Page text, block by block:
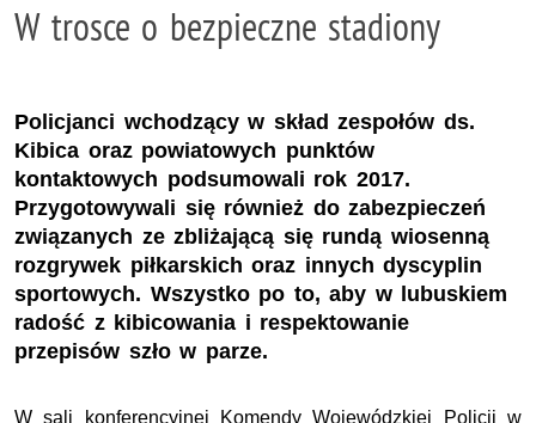
W trosce o bezpieczne stadiony
Policjanci wchodzący w skład zespołów ds.
Kibica oraz powiatowych punktów
kontaktowych podsumowali rok 2017.
Przygotowywali się również do zabezpieczeń
związanych ze zbliżającą się rundą wiosenną
rozgrywek piłkarskich oraz innych dyscyplin
sportowych. Wszystko po to, aby w lubuskiem
radość z kibicowania i respektowanie
przepisów szło w parze.
W sali konferencyjnej Komendy Wojewódzkiej Policji w